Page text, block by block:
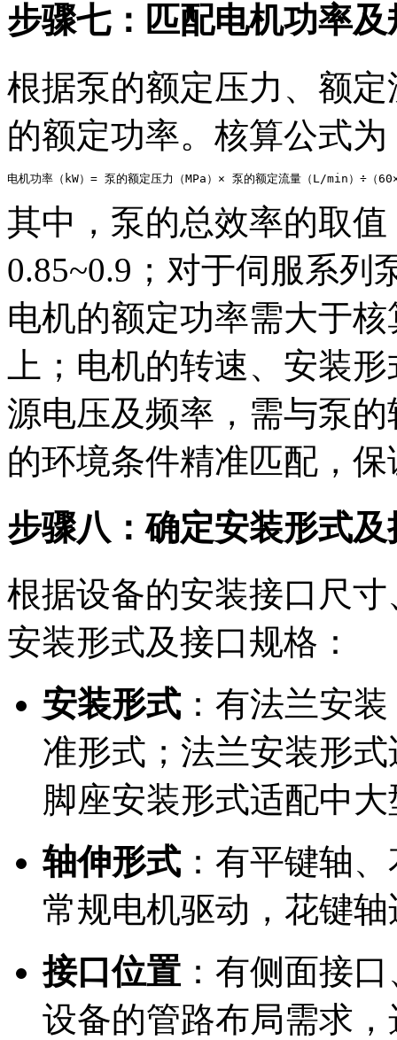
步骤七：匹配电机功率及
根据泵的额定压力、额
的额定功率。核算公式为
电机功率（kW）= 泵的额定压力（MPa）× 泵的额定流量（L/min）÷（
其中，泵的总效率的取
0.85~0.9；对于伺服系列
电机的额定功率需大于
上；电机的转速、安装
源电压及频率，需与泵
的环境条件精准匹配，
步骤八：确定安装形式
根据设备的安装接口尺
安装形式及接口规格：
安装形式：有法兰安
准形式；法兰安装形
脚座安装形式适配中
轴伸形式：有平键轴
常规电机驱动，花键
接口位置 ：有侧面接
设备的管路布局需求